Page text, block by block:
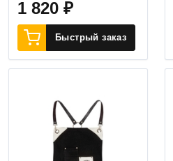
1 820 ₽
Быстрый заказ